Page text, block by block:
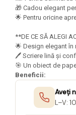
Sticle, caserole,
Etichete scolare
Stickere scolare
Seturi scolare
Plastilina,
Radiera
🎁 Cadou elegant
🌟 Pentru oricine
**DE CE SĂ ALEGI
🌟 Design elegant
🖊️ Scriere lină și
🎯 Un obiect de
Beneficii:
Aveți
L–V: